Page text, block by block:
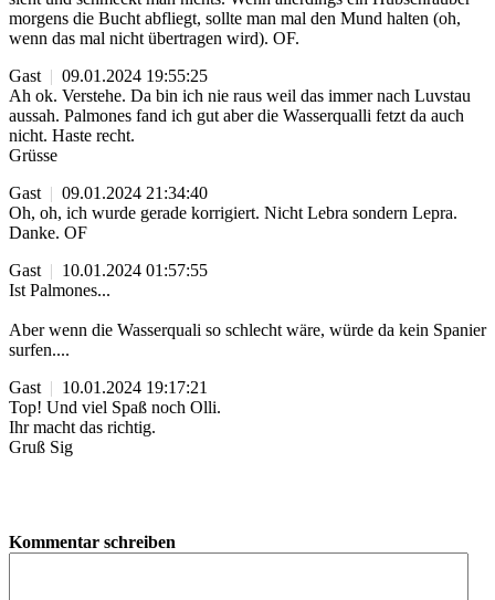
morgens die Bucht abfliegt, sollte man mal den Mund halten (oh,
wenn das mal nicht übertragen wird). OF.
Gast | 09.01.2024 19:55:25
Ah ok. Verstehe. Da bin ich nie raus weil das immer nach Luvstau
aussah. Palmones fand ich gut aber die Wasserqualli fetzt da auch
nicht. Haste recht.
Grüsse
Gast | 09.01.2024 21:34:40
Oh, oh, ich wurde gerade korrigiert. Nicht Lebra sondern Lepra.
Danke. OF
Gast | 10.01.2024 01:57:55
Ist Palmones...
Aber wenn die Wasserquali so schlecht wäre, würde da kein Spanier
surfen....
Gast | 10.01.2024 19:17:21
Top! Und viel Spaß noch Olli.
Ihr macht das richtig.
Gruß Sig
Kommentar schreiben